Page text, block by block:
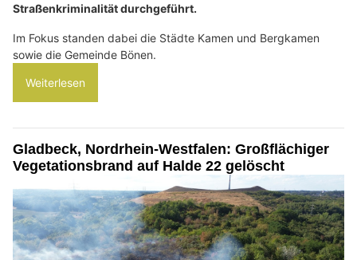
Straßenkriminalität durchgeführt.
Im Fokus standen dabei die Städte Kamen und Bergkamen
sowie die Gemeinde Bönen.
Weiterlesen
Gladbeck, Nordrhein-Westfalen: Großflächiger
Vegetationsbrand auf Halde 22 gelöscht